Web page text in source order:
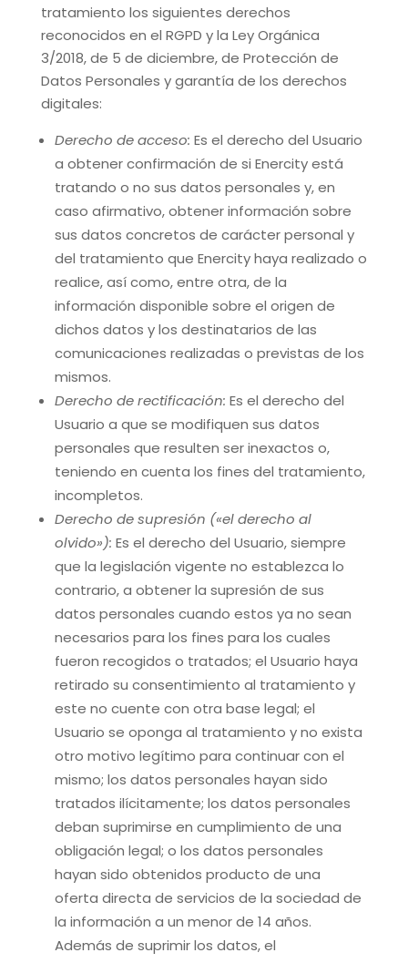
tratamiento los siguientes derechos
reconocidos en el RGPD y la Ley Orgánica
3/2018, de 5 de diciembre, de Protección de
Datos Personales y garantía de los derechos
digitales:
Derecho de acceso: Es el derecho del Usuario
a obtener confirmación de si Enercity está
tratando o no sus datos personales y, en
caso afirmativo, obtener información sobre
sus datos concretos de carácter personal y
del tratamiento que Enercity haya realizado o
realice, así como, entre otra, de la
información disponible sobre el origen de
dichos datos y los destinatarios de las
comunicaciones realizadas o previstas de los
mismos.
Derecho de rectificación: Es el derecho del
Usuario a que se modifiquen sus datos
personales que resulten ser inexactos o,
teniendo en cuenta los fines del tratamiento,
incompletos.
Derecho de supresión («el derecho al
olvido»): Es el derecho del Usuario, siempre
que la legislación vigente no establezca lo
contrario, a obtener la supresión de sus
datos personales cuando estos ya no sean
necesarios para los fines para los cuales
fueron recogidos o tratados; el Usuario haya
retirado su consentimiento al tratamiento y
este no cuente con otra base legal; el
Usuario se oponga al tratamiento y no exista
otro motivo legítimo para continuar con el
mismo; los datos personales hayan sido
tratados ilícitamente; los datos personales
deban suprimirse en cumplimiento de una
obligación legal; o los datos personales
hayan sido obtenidos producto de una
oferta directa de servicios de la sociedad de
la información a un menor de 14 años.
Además de suprimir los datos, el